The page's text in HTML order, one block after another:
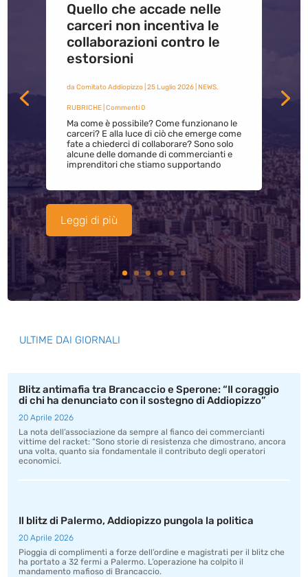
Quello che accade nelle
carceri non incentiva le
collaborazioni contro le
estorsioni
da Comitato Addiopizzo| 25 Luglio 2026| NEWS,
RUBRICHE| Commenti 0
Ma come è possibile? Come funzionano le
carceri? E alla luce di ciò che emerge come
fate a chiederci di collaborare? Sono solo
alcune delle domande di commercianti e
imprenditori che stiamo supportando
Leggi di più
ULTIME DAI GIORNALI
Blitz antimafia tra Brancaccio e Sperone: “Il coraggio
di chi ha denunciato con il sostegno di Addiopizzo”
20 Aprile 2026
La nota dell’associazione da sempre al fianco dei commercianti
vittime del racket: “Sono storie di resistenza che dimostrano, ancora
una volta, quanto sia fondamentale il contributo degli operatori
economici.
Il blitz di Palermo, Addiopizzo pungola la politica
20 Aprile 2026
Pioggia di complimenti a forze dell’ordine e magistrati per il blitz che
ha portato a 32 fermi a Palermo. L’operazione ha colpito il
mandamento mafioso di Brancaccio.